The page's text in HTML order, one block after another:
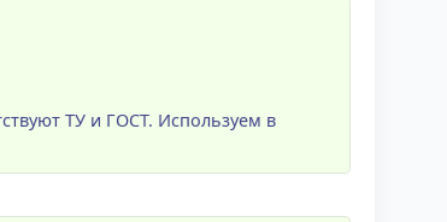
ТУ и ГОСТ. Используем в